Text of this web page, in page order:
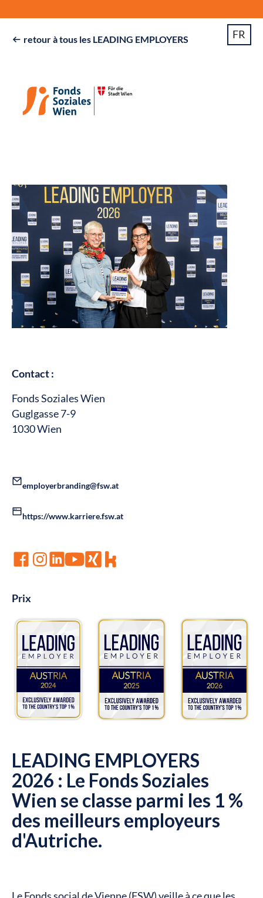
 retour à tous les LEADING EMPLOYERS FR
Contact :
Fonds Soziales Wien
Guglgasse 7-9
1030 Wien
employerbranding@fsw.at
https://www.karriere.fsw.at
Prix
LEADING EMPLOYERS
2026 : Le Fonds Soziales
Wien se classe parmi les 1 %
des meilleurs employeurs
d'Autriche.